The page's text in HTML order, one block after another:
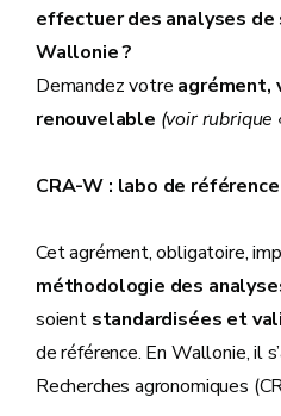
effectuer des analyses de
Wallonie ?
Demandez votre agrément,
renouvelable (voir rubrique
CRA-W : labo de référence
Cet agrément, obligatoire,
méthodologie des
soient standardisées et
de référence. En Wallonie, il
Recherches agronomiques